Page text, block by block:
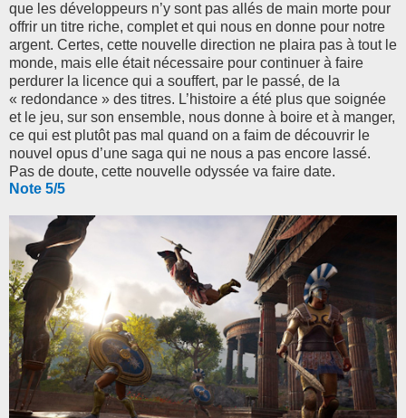
que les développeurs n’y sont pas allés de main morte pour
offrir un titre riche, complet et qui nous en donne pour notre
argent. Certes, cette nouvelle direction ne plaira pas à tout le
monde, mais elle était nécessaire pour continuer à faire
perdurer la licence qui a souffert, par le passé, de la
« redondance » des titres. L’histoire a été plus que soignée
et le jeu, sur son ensemble, nous donne à boire et à manger,
ce qui est plutôt pas mal quand on a faim de découvrir le
nouvel opus d’une saga qui ne nous a pas encore lassé.
Pas de doute, cette nouvelle odyssée va faire date.
Note 5/5